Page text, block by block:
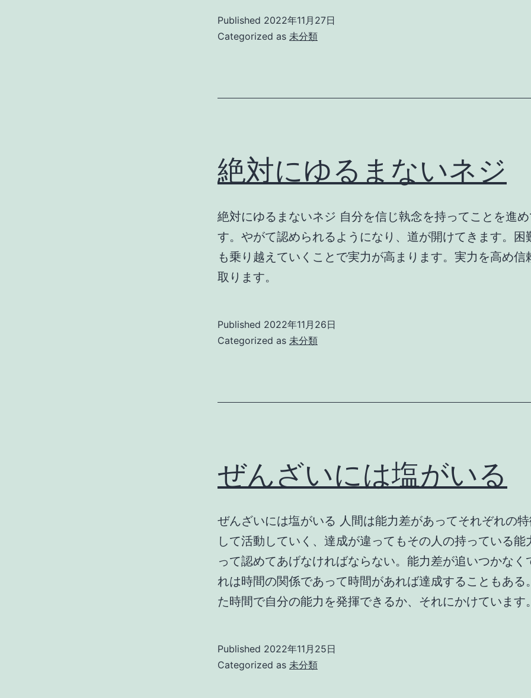
Published 2022年11月27日
Categorized as 未分類
絶対にゆるまないネジ
絶対にゆるまないネジ 自分を信じ執念を持ってことを進
す。やがて認められるようになり、道が開けてきます。困
も乗り越えていくことで実力が高まります。実力を高め信
取ります。
Published 2022年11月26日
Categorized as 未分類
ぜんざいには塩がいる
ぜんざいには塩がいる 人間は能力差があってそれぞれの
して活動していく、達成が違ってもその人の持っている能
って認めてあげなければならない。能力差が追いつかなく
れは時間の関係であって時間があれば達成することもある
た時間で自分の能力を発揮できるか、それにかけています
Published 2022年11月25日
Categorized as 未分類